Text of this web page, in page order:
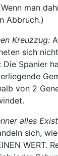
man
Abbruch.)
Kreuzzug:
sich
Spanier
von 2
alles
sich,
WERT.